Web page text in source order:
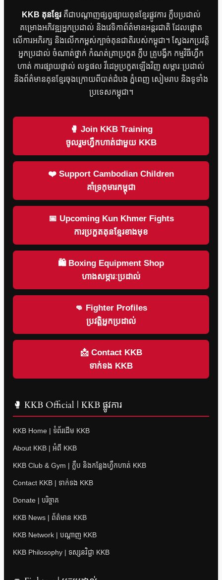
KKB គុនខ្មែរគឺជាបណ្តាញផ្សព្វផ្សាយគុនខ្មែរផ្លូវការ ក្លឹបប្រដាល់
គម្រោងអភិវឌ្ឍអ្នកប្រដាល់ និងវេទិកាព័ត៌មានអន្តរជាតិ ដែលផ្តោត
លើការអភិរក្ស និងលើកកម្ពស់ក្បាច់គុនជាតិរបស់កម្ពុជា។ ស្វែងរកប្រវត្តិ
អ្នកប្រដាល់ ចំណាត់ថ្នាក់ កំណត់ត្រាប្រកួត ក្លឹប គ្រូបង្វឹក កម្មវិធីហ្វឹក
ហាត់ ការផ្សាយផ្ទាល់ លទ្ធផល វីដេអូប្រកួតឡើងវិញ សម្ភារៈប្រដាល់
និងព័ត៌មានគុនខ្មែរចុងក្រោយពីបាត់ដំបង ភ្នំពេញ សៀមរាប និងទូទាំង
ប្រទេសកម្ពុជា។
🥊 Join KKB Training
ចូលរួមហ្វឹកហាត់ជាមួយ KKB
❤️ Support Cambodian Children
គាំទ្រកុមារកម្ពុជា
📅 Upcoming Kun Khmer Fights
ការប្រកួតគុនខ្មែរខាងមុខ
🛍 Boxing Equipment Shop
ហាងសម្ភារៈប្រដាល់
👊 Fighter Profiles
ប្រវត្តិអ្នកប្រដាល់
📩 Contact KKB
ទាក់ទង KKB
🥊 KKB Official | KKB ផ្លូវការ
KKB Home | ទំព័រដើម KKB
About KKB | អំពី KKB
KKB Club & Gym | ក្លឹប និងកន្លែងហ្វឹកហាត់ KKB
Contact KKB | ទាក់ទង KKB
Donate | បរិច្ចាគ
KKB News | ព័ត៌មាន KKB
KKB Network | បណ្តាញ KKB
KKB Philosophy | ទស្សនវិជ្ជា KKB